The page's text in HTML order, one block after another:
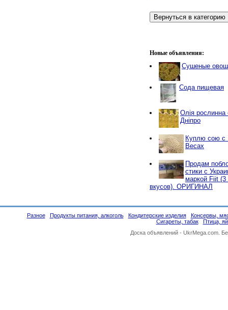
Новые объявления:
Сушеные
Сода пищевая
Олія рослинна
Дніпро
Куплю сою
Весах
Продам
стики с
маркой Fiit (3
вкусов). ОРИГИНАЛ
Разное Продукты питания, алкоголь Кондитерские изделия
Консервы,
Сигареты, табак
Птица,
Доска объявлений - UkrMega.com.